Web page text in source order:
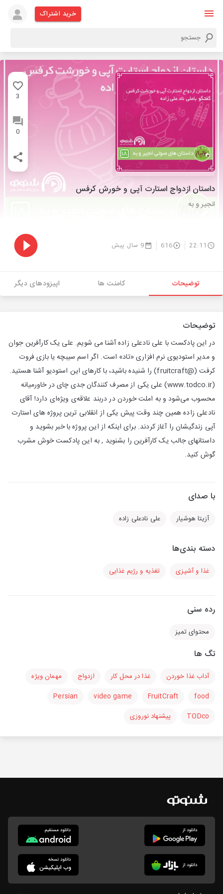
خرید اشتراک
3
0
داستان ازدواج استارت آپی و خورش کرفس
انجیر و به
22:11
616 9 سال پیش
توضیحات کامنت ها اپیزودهای دیگر
توضیحات
در این پادکست با علی نادعلی زاده آشنا می شویم. علی یک کارآفرین جوان
و مدیر استودیوی نرم افزاری «تاد» است. اگر اسم سیبچه یا بازی فروت
کرفت (@fruitcraft) را شنیده باشید، با کارهای این استودیو آشنا هستید.
(www.todco.ir) علی یکی از مصرف کنندگان جدی چای در خاورمیانه
محسوب می‌شود و به املت خوردن در دربند علاقه‌ی ویژه‌ای دارد! آقای
نادعلی زاده همین چند وقت پیش یکی از انقلابی ترین پروژه های استارت
آپی زندگیشان را آغاز کردند. برای اینکه از این پروژه با خبر بشوید و
داستانهای جالب یک کارآفرین را بشنوید , به این پادکست خوش مشرب
گوش کنید.
با صدای
آزیتا هوشیار علی نادعلی زاده
دسته بندی‌ها
غذا و آشپزی تغذیه و رژیم غذایی
رده سنی
محتوای تمیز
تگ ها
آداب غذا خوردن غذا در محل کار ازدواج
مهمان ویژه
food
FruitCraft
video game
Persian
TODco
پیشنهاد نوروزی